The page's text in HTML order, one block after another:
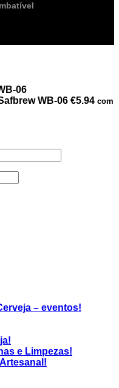
WB-06 €5.94 com
– eventos!
e Limpezas!